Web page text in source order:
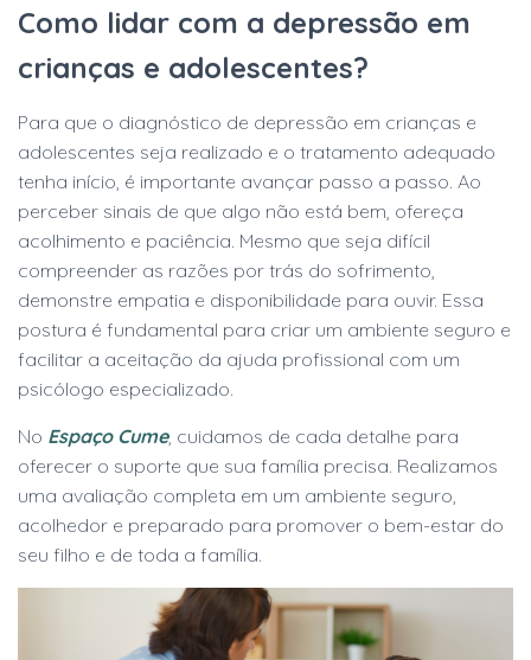
Como lidar com a depressão em
crianças e adolescentes?
Para que o diagnóstico de depressão em crianças e
adolescentes seja realizado e o tratamento adequado
tenha início, é importante avançar passo a passo. Ao
perceber sinais de que algo não está bem, ofereça
acolhimento e paciência. Mesmo que seja difícil
compreender as razões por trás do sofrimento,
demonstre empatia e disponibilidade para ouvir. Essa
postura é fundamental para criar um ambiente seguro e
facilitar a aceitação da ajuda profissional com um
psicólogo especializado.
No Espaço Cume, cuidamos de cada detalhe para
oferecer o suporte que sua família precisa. Realizamos
uma avaliação completa em um ambiente seguro,
acolhedor e preparado para promover o bem-estar do
seu filho e de toda a família.